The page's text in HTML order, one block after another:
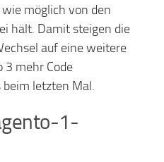
möglich von den
hält. Damit steigen die
auf eine weitere
mehr Code
letzten Mal.
1-